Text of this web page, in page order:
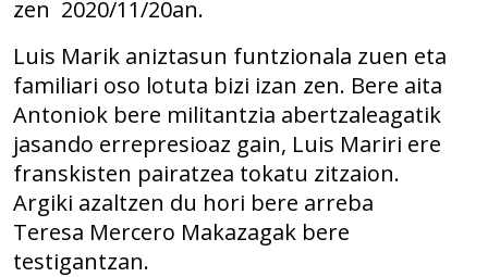
zen 2020/11/20an.
Luis Marik aniztasun funtzionala zuen eta
familiari oso lotuta bizi izan zen. Bere aita
Antoniok bere militantzia abertzaleagatik
jasando errepresioaz gain, Luis Mariri ere
franskisten pairatzea tokatu zitzaion.
Argiki azaltzen du hori bere arreba
Teresa Mercero Makazagak bere
testigantzan.